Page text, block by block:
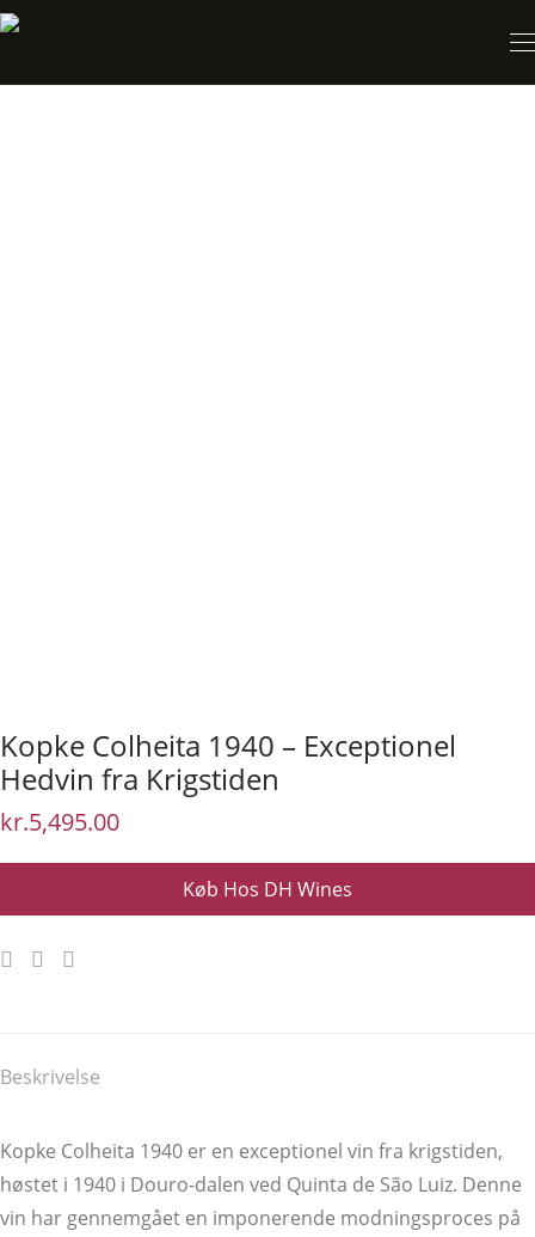
Kopke Colheita 1940 – Exceptionel
Hedvin fra Krigstiden
kr.5,495.00
Køb Hos DH Wines
Beskrivelse
Kopke Colheita 1940 er en exceptionel vin fra krigstiden,
høstet i 1940 i Douro-dalen ved Quinta de São Luiz. Denne
vin har gennemgået en imponerende modningsproces på